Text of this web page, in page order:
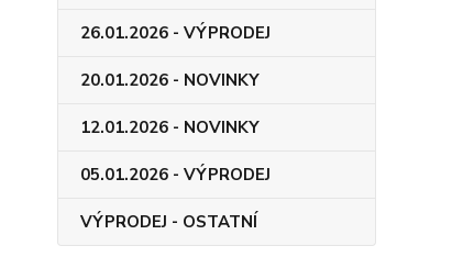
26.01.2026 - VÝPRODEJ
20.01.2026 - NOVINKY
12.01.2026 - NOVINKY
05.01.2026 - VÝPRODEJ
VÝPRODEJ - OSTATNÍ